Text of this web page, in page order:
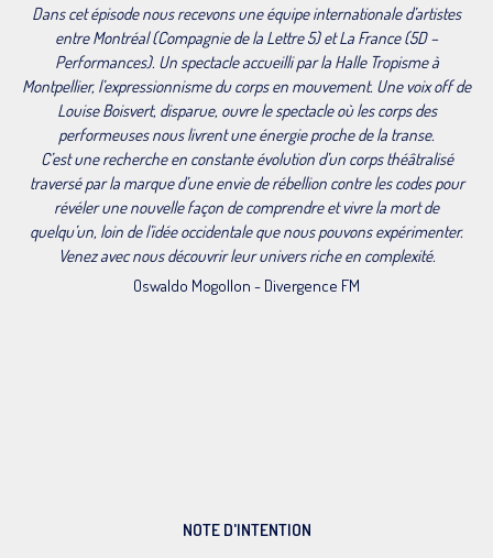
Dans cet épisode nous recevons une équipe internationale d’artistes
entre Montréal (Compagnie de la Lettre 5) et La France (5D –
Performances). Un spectacle accueilli par la Halle Tropisme à
Montpellier, l’expressionnisme du corps en mouvement. Une voix off de
Louise Boisvert, disparue, ouvre le spectacle où les corps des
performeuses nous livrent une énergie proche de la transe.
C’est une recherche en constante évolution d’un corps théâtralisé
traversé par la marque d’une envie de rébellion contre les codes pour
révéler une nouvelle façon de comprendre et vivre la mort de
quelqu’un, loin de l’idée occidentale que nous pouvons expérimenter.
Venez avec nous découvrir leur univers riche en complexité.
Oswaldo Mogollon - Divergence FM
NOTE D'INTENTION